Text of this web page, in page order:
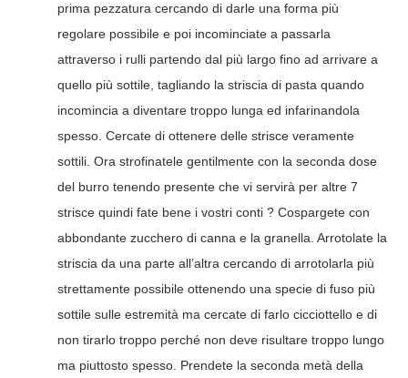
prima pezzatura cercando di darle una forma più
regolare possibile e poi incominciate a passarla
attraverso i rulli partendo dal più largo fino ad arrivare a
quello più sottile, tagliando la striscia di pasta quando
incomincia a diventare troppo lunga ed infarinandola
spesso. Cercate di ottenere delle strisce veramente
sottili. Ora strofinatele gentilmente con la seconda dose
del burro tenendo presente che vi servirà per altre 7
strisce quindi fate bene i vostri conti ? Cospargete con
abbondante zucchero di canna e la granella. Arrotolate la
striscia da una parte all’altra cercando di arrotolarla più
strettamente possibile ottenendo una specie di fuso più
sottile sulle estremità ma cercate di farlo cicciottello e di
non tirarlo troppo perché non deve risultare troppo lungo
ma piuttosto spesso. Prendete la seconda metà della